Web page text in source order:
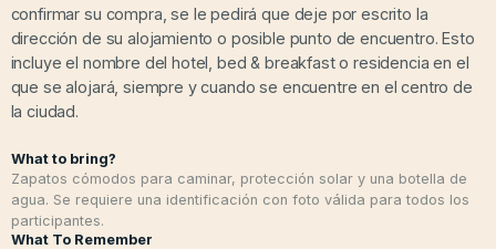
confirmar su compra, se le pedirá que deje por escrito la
dirección de su alojamiento o posible punto de encuentro. Esto
incluye el nombre del hotel, bed & breakfast o residencia en el
que se alojará, siempre y cuando se encuentre en el centro de
la ciudad.
What to bring?
Zapatos cómodos para caminar, protección solar y una botella de
agua. Se requiere una identificación con foto válida para todos los
participantes.
What To Remember